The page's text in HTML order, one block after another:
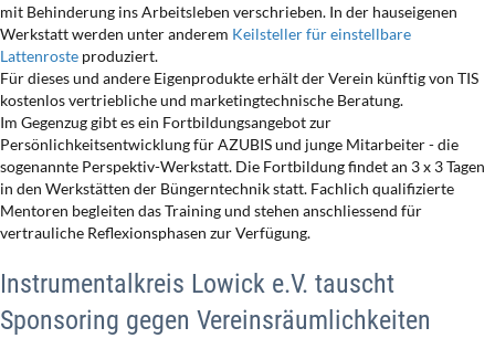
mit Behinderung ins Arbeitsleben verschrieben. In der hauseigenen
Werkstatt werden unter anderem Keilsteller für einstellbare
Lattenroste produziert.
Für dieses und andere Eigenprodukte erhält der Verein künftig von TIS
kostenlos vertriebliche und marketingtechnische Beratung.
Im Gegenzug gibt es ein Fortbildungsangebot zur
Persönlichkeitsentwicklung für AZUBIS und junge Mitarbeiter - die
sogenannte Perspektiv-Werkstatt. Die Fortbildung findet an 3 x 3 Tagen
in den Werkstätten der Büngerntechnik statt. Fachlich qualifizierte
Mentoren begleiten das Training und stehen anschliessend für
vertrauliche Reflexionsphasen zur Verfügung.
Instrumentalkreis Lowick e.V. tauscht
Sponsoring gegen Vereinsräumlichkeiten